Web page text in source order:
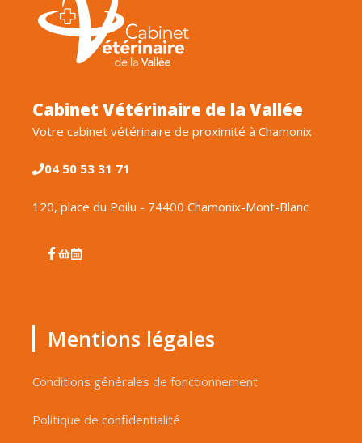
Cabinet Vétérinaire de la Vallée
Votre cabinet vétérinaire de proximité à Chamonix
04 50 53 31 71
120, place du Poilu - 74400 Chamonix-Mont-Blanc
Mentions légales
Conditions générales de fonctionnement
Politique de confidentialité